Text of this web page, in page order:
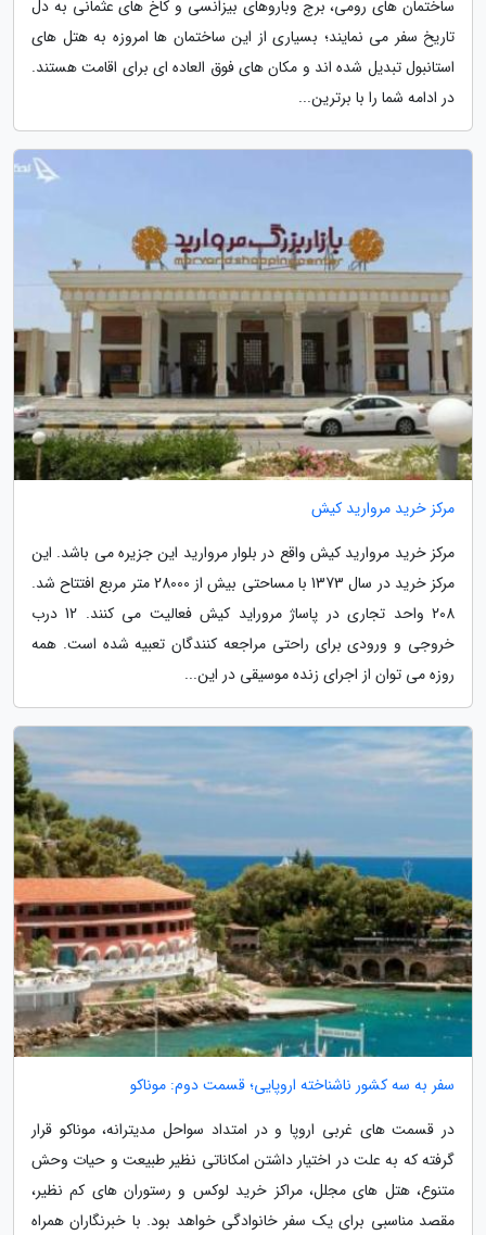
ساختمان های رومی، برج وباروهای بیزانسی و کاخ های عثمانی به دل
تاریخ سفر می نمایند؛ بسیاری از این ساختمان ها امروزه به هتل های
استانبول تبدیل شده اند و مکان های فوق العاده ای برای اقامت هستند.
در ادامه شما را با برترین...
مرکز خرید مروارید کیش
مرکز خرید مروارید کیش واقع در بلوار مروارید این جزیره می باشد. این
مرکز خرید در سال 1373 با مساحتی بیش از 28000 متر مربع افتتاح شد.
208 واحد تجاری در پاساژ مروراید کیش فعالیت می کنند. 12 درب
خروجی و ورودی برای راحتی مراجعه کنندگان تعبیه شده است. همه
روزه می توان از اجرای زنده موسیقی در این...
سفر به سه کشور ناشناخته اروپایی؛ قسمت دوم: موناکو
در قسمت های غربی اروپا و در امتداد سواحل مدیترانه، موناکو قرار
گرفته که به علت در اختیار داشتن امکاناتی نظیر طبیعت و حیات وحش
متنوع، هتل های مجلل، مراکز خرید لوکس و رستوران های کم نظیر،
مقصد مناسبی برای یک سفر خانوادگی خواهد بود. با خبرنگاران همراه